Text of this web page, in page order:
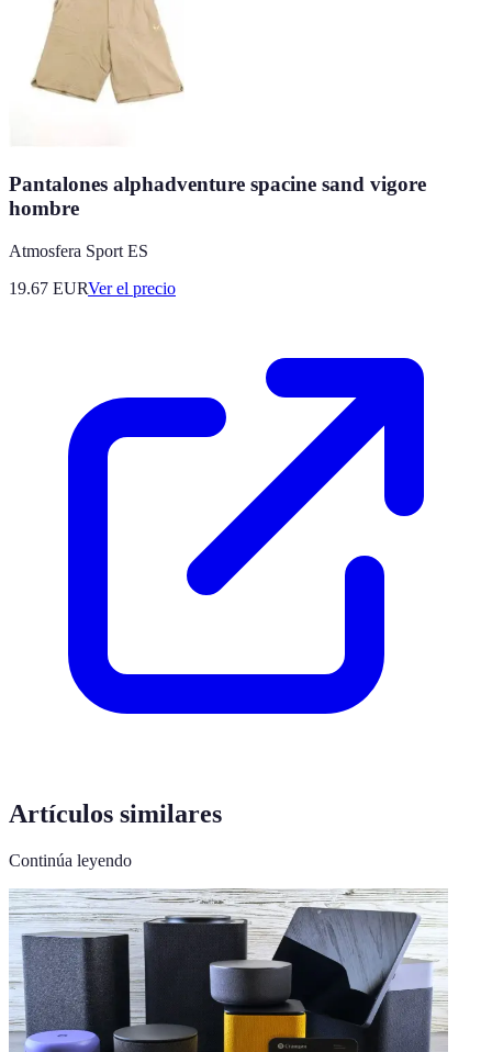
Pantalones alphadventure spacine sand vigore
hombre
Atmosfera Sport ES
19.67 EURVer el precio
Artículos similares
Continúa leyendo